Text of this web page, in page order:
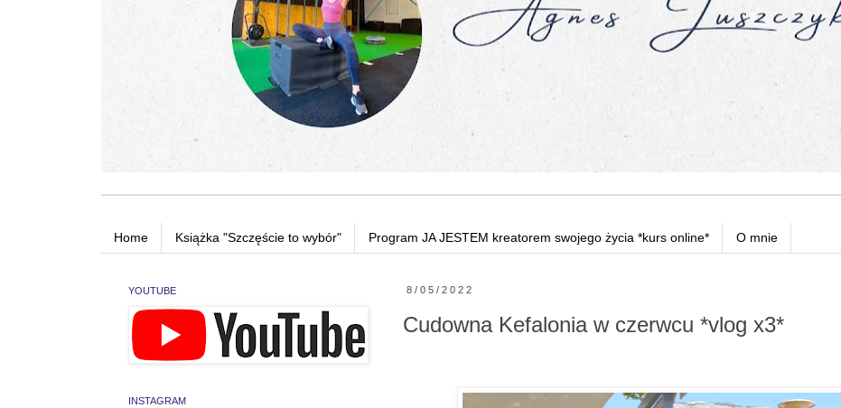
Home Książka "Szczęście to wybór" Program JA JESTEM kreatorem swojego życia *kurs online* O mnie
8/05/2022
Cudowna Kefalonia w czerwcu *vlog x3*
YOUTUBE
INSTAGRAM